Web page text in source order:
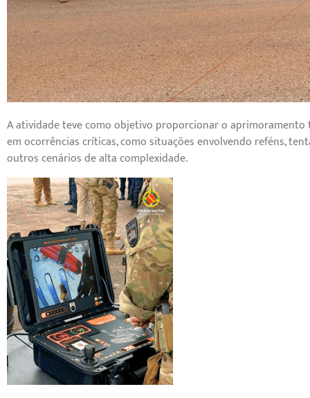
A atividade teve como objetivo proporcionar o
em ocorrências críticas, como situações envolvendo reféns,
outros cenários de alta complexidade.